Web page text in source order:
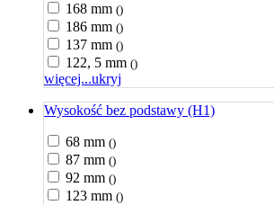
168 mm ()
186 mm ()
137 mm ()
122, 5 mm ()
więcej...ukryj
Wysokość bez podstawy (H1)
68 mm ()
87 mm ()
92 mm ()
123 mm ()